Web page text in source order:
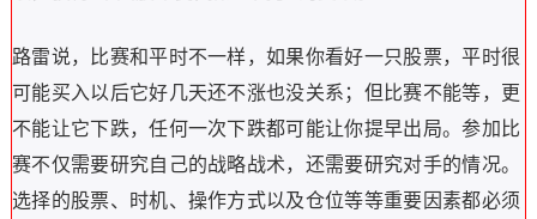
路雷说，比赛和平时不一样，如果你看好一只股票，平时很
可能买入以后它好几天还不涨也没关系；但比赛不能等，更
不能让它下跌，任何一次下跌都可能让你提早出局。参加比
赛不仅需要研究自己的战略战术，还需要研究对手的情况。
选择的股票、时机、操作方式以及仓位等等重要因素都必须